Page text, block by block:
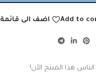
Add to اضف الى
هذا المنتج الآن!